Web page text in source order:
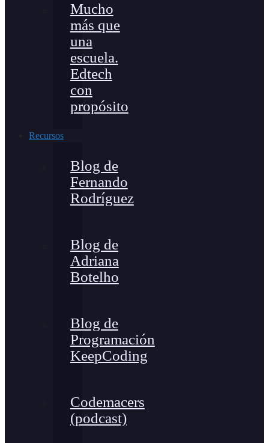
Mucho
más que
una
escuela.
Edtech
con
propósito
Recursos
Blog de
Fernando
Rodríguez
Blog de
Adriana
Botelho
Blog de
Programación
KeepCoding
Codemacers
(podcast)